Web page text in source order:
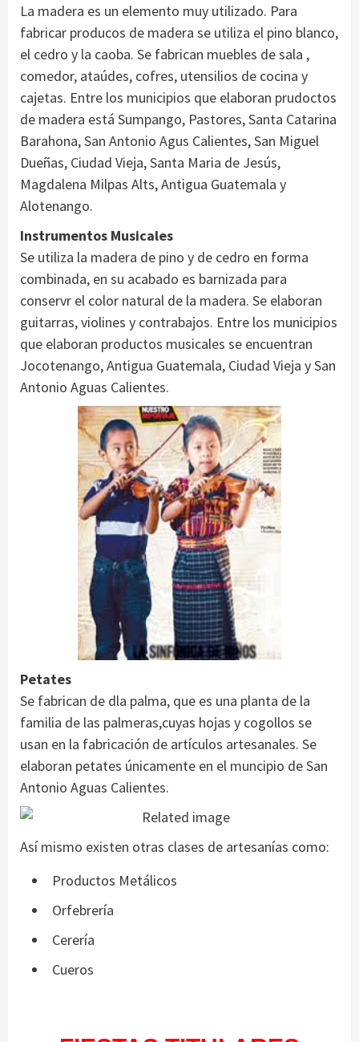
La madera es un elemento muy utilizado. Para
fabricar producos de madera se utiliza el pino blanco,
el cedro y la caoba. Se fabrican muebles de sala ,
comedor, ataúdes, cofres, utensilios de cocina y
cajetas. Entre los municipios que elaboran prudoctos
de madera está Sumpango, Pastores, Santa Catarina
Barahona, San Antonio Agus Calientes, San Miguel
Dueñas, Ciudad Vieja, Santa Maria de Jesús,
Magdalena Milpas Alts, Antigua Guatemala y
Alotenango.
Instrumentos Musicales
Se utiliza la madera de pino y de cedro en forma
combinada, en su acabado es barnizada para
conservr el color natural de la madera. Se elaboran
guitarras, violines y contrabajos. Entre los municipios
que elaboran productos musicales se encuentran
Jocotenango, Antigua Guatemala, Ciudad Vieja y San
Antonio Aguas Calientes.
Petates
Se fabrican de dla palma, que es una planta de la
familia de las palmeras,cuyas hojas y cogollos se
usan en la fabricación de artículos artesanales. Se
elaboran petates únicamente en el muncipio de San
Antonio Aguas Calientes.
Así mismo existen otras clases de artesanías como:
Productos Metálicos
Orfebrería
Cerería
Cueros